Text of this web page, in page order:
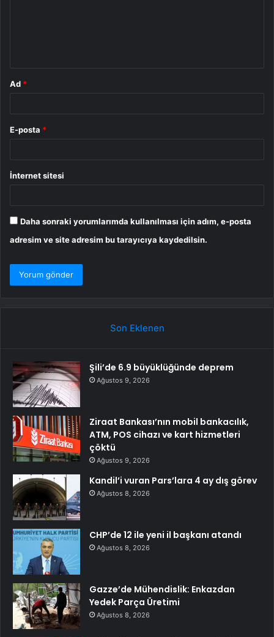
Ad *
E-posta *
İnternet sitesi
Daha sonraki yorumlarımda kullanılması için adım, e-posta
adresim ve site adresim bu tarayıcıya kaydedilsin.
Son Eklenen
Şili’de 6.9 büyüklüğünde deprem
Ağustos 9, 2026
Ziraat Bankası’nın mobil bankacılık,
ATM, POS cihazı ve kart hizmetleri
çöktü
Ağustos 9, 2026
Kandil’i vuran Pars’lara 4 ay dış görev
Ağustos 8, 2026
CHP’de 12 ile yeni il başkanı atandı
Ağustos 8, 2026
Gazze’de Mühendislik: Enkazdan
Yedek Parça Üretimi
Ağustos 8, 2026